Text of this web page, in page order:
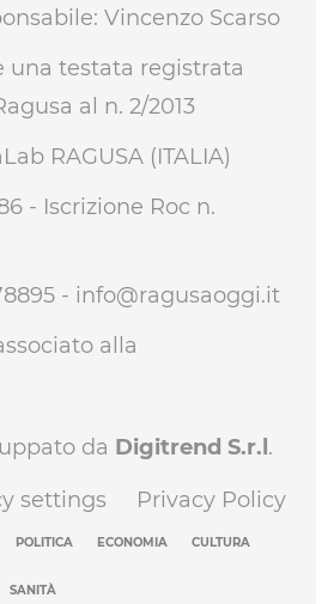
Vincenzo Scarso
una testata registrata
al n. 2/2013
RAGUSA (ITALIA)
- Iscrizione Roc n.
- info@ragusaoggi.it
alla
da Digitrend S.r.l .
settings
Privacy Policy
POLITICA ECONOMIA CULTURA
SANITÀ